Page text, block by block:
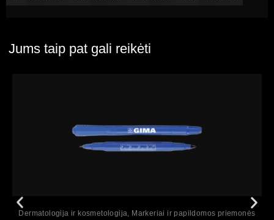
Jums taip pat gali reikėti
Dermatologija ir kosmetologija, Markeriai ir papildomos priemonės